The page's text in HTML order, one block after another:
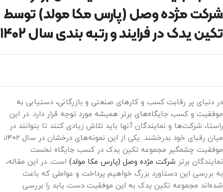
شرکت مژده وصل (پارس مکا مولد) توسط
تکین یدک در فرایند و رتبه بندی سال۱۴۰۲
در دنیای پر رقابت کسب و کارهای صنعتی و بازرگانی، دستیابی به
موفقیت و کسب جایگاه‌های برتر همیشه مورد توجه قرار دارد. در این
راستا، شرکت‌ها و نمایندگان آنها باید تلاش زیادی کنند تا بتوانند در
میان رقبای خود بدرخشند. یکی از این نمونه‌های درخشان در سال ۱۴۰۲،
موفقیت چشمگیر مجموعه تکین یدک در کسب جایگاه نخست
نمایندگان برتر شرکت مژده وصل (پارس مکا مولد) است. در این مقاله،
به بررسی این دستاورد بزرگ خواهیم پرداخت و عواملی که باعث
شده‌اند مجموعه تکین یدک به این موفقیت دست یابد را بررسی